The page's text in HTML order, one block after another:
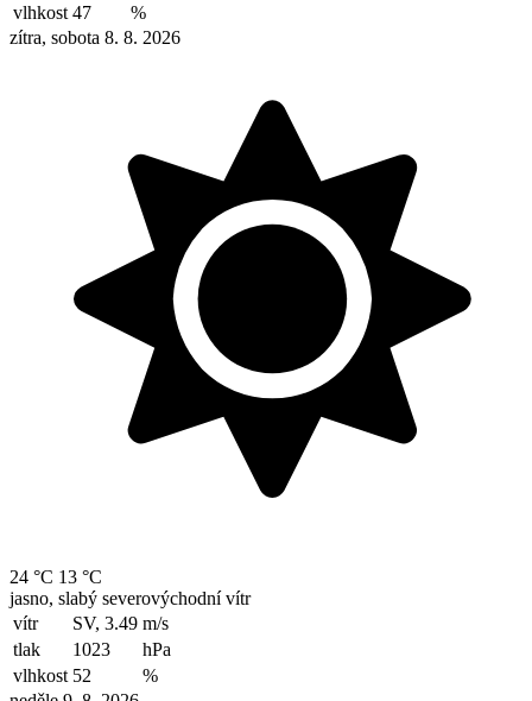
vlhkost 47
%
zítra, sobota 8. 8. 2026
24 °C 13 °C
jasno, slabý severovýchodní vítr
vítr
SV, 3.49 m/s
tlak
1023
hPa
vlhkost 52
%